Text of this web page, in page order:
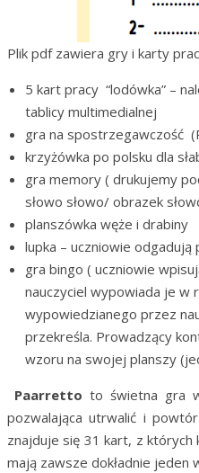
Plik pdf zawiera gry i karty
5 kart pracy “lodówka” –
tablicy multimedialnej
gra na spostrzegawczość
krzyżówka po polsku dla
gra memory ( drukujemy
słowo słowo/ obrazek
planszówka węże i drabiny
lupka – uczniowie odgadują
gra bingo ( uczniowie
nauczyciel wypowiada je w
wypowiedzianego przez
przekreśla. Prowadzący
wzoru na swojej planszy
Paarretto to świetna gra
pozwalająca utrwalić i
znajduje się 31 kart, z
mają zawsze dokładnie jeden